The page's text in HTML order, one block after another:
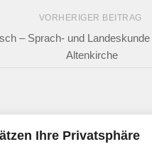
Ihre Privatsphäre
VORHERIGER BEITRAG
– Sprach- und Landeskunde
Altenkirche